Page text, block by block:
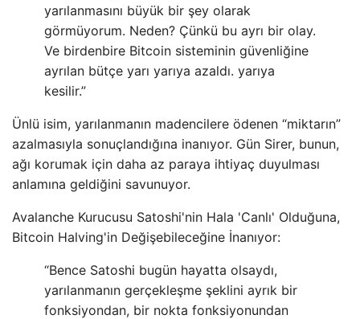
yarılanmasını büyük bir şey olarak
görmüyorum. Neden? Çünkü bu ayrı bir olay.
Ve birdenbire Bitcoin sisteminin güvenliğine
ayrılan bütçe yarı yarıya azaldı. yarıya
kesilir.”
Ünlü isim, yarılanmanın madencilere ödenen “miktarın”
azalmasıyla sonuçlandığına inanıyor. Gün Sirer, bunun,
ağı korumak için daha az paraya ihtiyaç duyulması
anlamına geldiğini savunuyor.
Avalanche Kurucusu Satoshi'nin Hala 'Canlı' Olduğuna,
Bitcoin Halving'in Değişebileceğine İnanıyor:
“Bence Satoshi bugün hayatta olsaydı,
yarılanmanın gerçekleşme şeklini ayrık bir
fonksiyondan, bir nokta fonksiyonundan